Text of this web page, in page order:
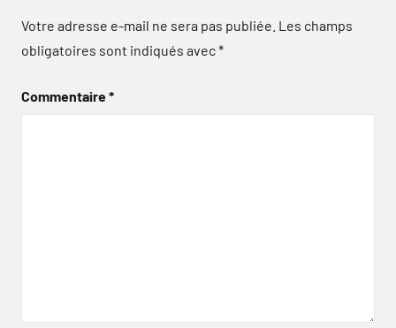
Votre adresse e-mail ne sera pas publiée. Les champs
obligatoires sont indiqués avec*
Commentaire*